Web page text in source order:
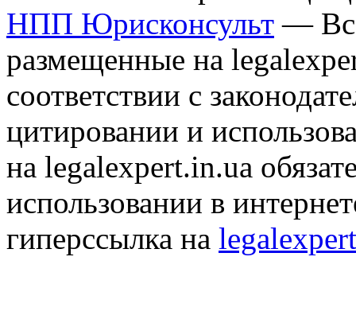
НПП Юрисконсульт —
размещенные на
соответствии с
цитировании и
на legalexpert.in.ua
использовании в
гиперссылка на